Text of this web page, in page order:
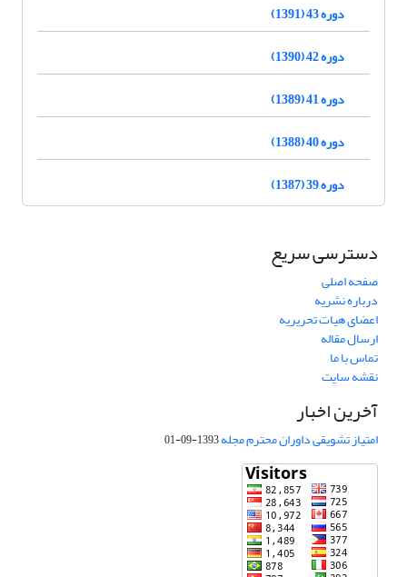
دوره 43 (1391)
دوره 42 (1390)
دوره 41 (1389)
دوره 40 (1388)
دوره 39 (1387)
دسترسی سریع
صفحه اصلی
درباره نشریه
اعضای هیات تحریریه
ارسال مقاله
تماس با ما
نقشه سایت
آخرین اخبار
امتیاز تشویقی داوران محترم مجله1393-09-01